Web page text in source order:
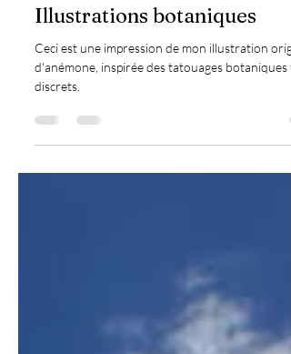
14 janv. 2025
1 min de lecture
Illustrations botaniques
Ceci est une impression de mon illustration
discrets.